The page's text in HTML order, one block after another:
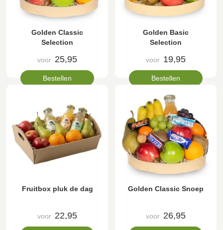
Golden Classic
Selection
voor 25,95
Bestellen
Golden Basic
Selection
voor 19,95
Bestellen
Fruitbox pluk de dag
voor 22,95
Golden Classic Snoep
voor 26,95